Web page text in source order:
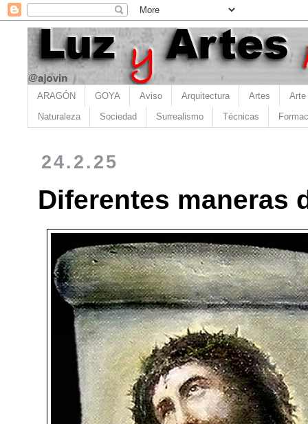
ARAGÓN GOYA Aviso Arquitectura Artes Arte
Naturaleza Sociedad Surrealismo Técnicas
24.2.25
Diferentes maneras